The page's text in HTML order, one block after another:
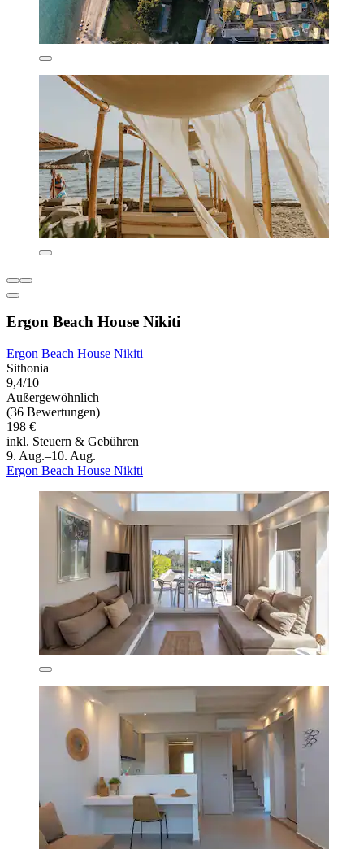
Ergon Beach House Nikiti
Ergon Beach House Nikiti
Sithonia
9,4/10
Außergewöhnlich
(36 Bewertungen)
198 €
inkl. Steuern & Gebühren
9. Aug.–10. Aug.
Ergon Beach House Nikiti